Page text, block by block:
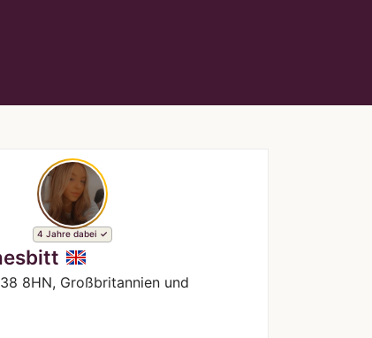
4 Jahre dabei
8HN, Großbritannien und